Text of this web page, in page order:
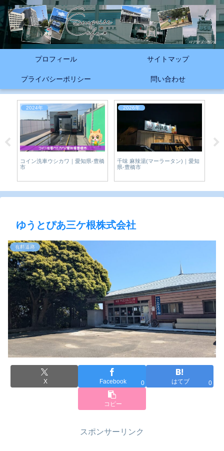
プロフィール サイトマップ
プライバシーポリシー 問い合わせ
2024年
コイン洗車ウシカワ｜愛知県-豊橋
市
2026年
千味 麻辣湯(マーラータン)｜愛知
県-豊橋市
ゆうとぴあ三ケ根株式会社
有料道路
X Facebook 0 はてブ 0
コピー
スポンサーリンク